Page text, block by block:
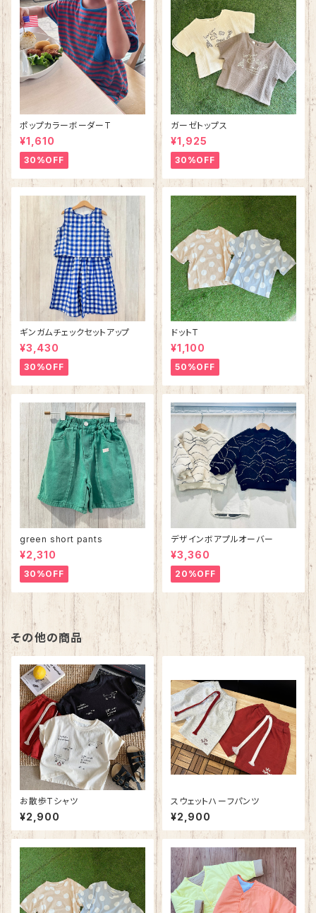
ポップカラーボーダーT
¥1,610
30%OFF
ガーゼトップス
¥1,925
30%OFF
ギンガムチェックセットアップ
¥3,430
30%OFF
ドットT
¥1,100
50%OFF
green short pants
¥2,310
30%OFF
デザインボアプルオーバー
¥3,360
20%OFF
その他の商品
お散歩Tシャツ
¥2,900
スウェットハーフパンツ
¥2,900